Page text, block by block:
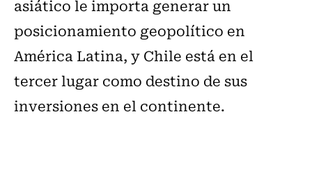
asiático le importa generar un
posicionamiento geopolítico en
América Latina, y Chile está en el
tercer lugar como destino de sus
inversiones en el continente.